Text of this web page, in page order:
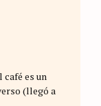
es un
(llegó a